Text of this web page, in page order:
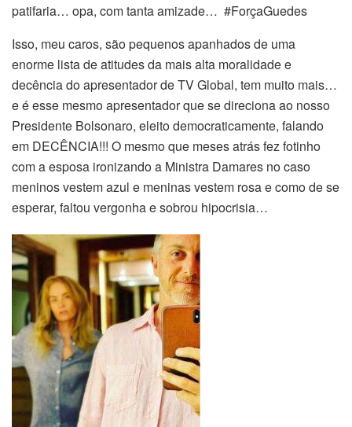
patifaria… opa, com tanta amizade… #ForçaGuedes
Isso, meu caros, são pequenos apanhados de uma
enorme lista de atitudes da mais alta moralidade e
decência do apresentador de TV Global, tem muito mais…
e é esse mesmo apresentador que se direciona ao nosso
Presidente Bolsonaro, eleito democraticamente, falando
em DECÊNCIA!!! O mesmo que meses atrás fez fotinho
com a esposa ironizando a Ministra Damares no caso
meninos vestem azul e meninas vestem rosa e como de se
esperar, faltou vergonha e sobrou hipocrisia…